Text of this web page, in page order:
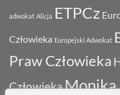
adwokat Alicja ETPCz
Człowieka Europejski Adwokat
Praw Człowieka
CzłowiekaMonika